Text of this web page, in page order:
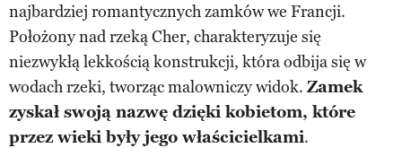
najbardziej romantycznych zamków we Francji.
Położony nad rzeką Cher, charakteryzuje się
niezwykłą lekkością konstrukcji, która odbija się w
wodach rzeki, tworząc malowniczy widok. Zamek
zyskał swoją nazwę dzięki kobietom, które
przez wieki były jego właścicielkami.